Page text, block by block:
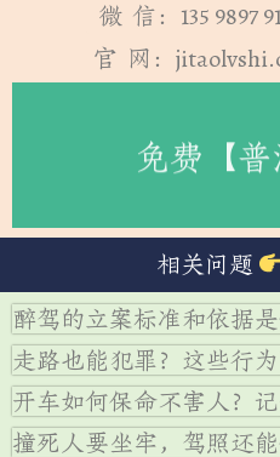
微 信：135 9897
官 网：
免费【普
相关问题
醉驾的立案标准和依据是
走路也能犯罪？这些行为
开车如何保命不害人？记
撞死人要坐牢，驾照还能